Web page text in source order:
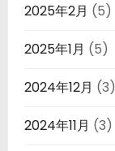
2025年2月 (5)
2025年1月 (5)
2024年12月 (3)
2024年11月 (3)